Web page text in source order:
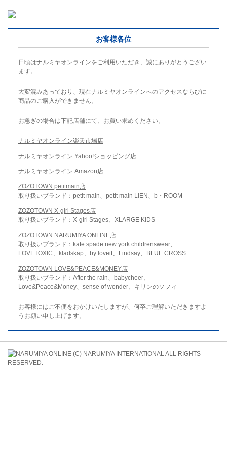
お客様各位
日頃はナルミヤオンラインをご利用いただき、誠にありがとうござい
ます。
大変混みあっており、現在ナルミヤオンラインへのアクセスならびに
商品のご購入ができません。
お急ぎの場合は下記店舗にて、お買い求めください。
ナルミヤオンライン楽天市場店
ナルミヤオンライン Yahoo!ショッピング店
ナルミヤオンライン Amazon店
ZOZOTOWN petitmain店
取り扱いブランド：petit main、petit main LIEN、b・ROOM
ZOZOTOWN X-girl Stages店
取り扱いブランド：X-girl Stages、XLARGE KIDS
ZOZOTOWN NARUMIYA ONLINE店
取り扱いブランド：kate spade new york childrenswear、
LOVETOXIC、kladskap、by loveit、Lindsay、BLUE CROSS
ZOZOTOWN LOVE&PEACE&MONEY店
取り扱いブランド：After the rain、babycheer、
Love&Peace&Money、sense of wonder、キリンのソフィ
お客様にはご不便をおかけいたしますが、何卒ご理解いただきますよ
うお願い申し上げます。